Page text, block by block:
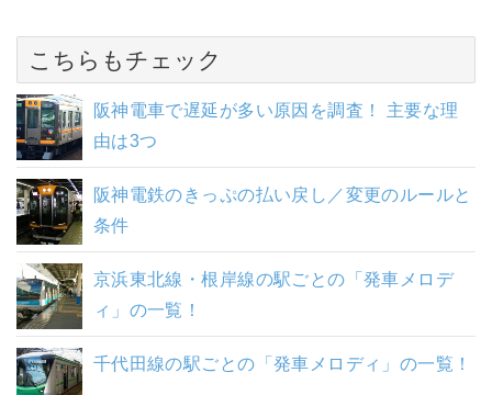
こちらもチェック
阪神電車で遅延が多い原因を調査！ 主要な理
由は3つ
阪神電鉄のきっぷの払い戻し／変更のルールと
条件
京浜東北線・根岸線の駅ごとの「発車メロデ
ィ」の一覧！
千代田線の駅ごとの「発車メロディ」の一覧！